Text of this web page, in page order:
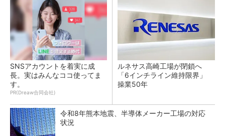
SNSアカウントを着実に成
長。実はみんなココ使ってま
す。
PR(Dreaw合同会社)
ルネサス高崎工場が閉鎖へ
「6インチライン維持限界」
操業50年
令和8年熊本地震、半導体メーカー工場の対応
状況